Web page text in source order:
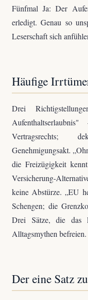
Fünfmal Ja: Der
erledigt. Genau so
Leserschaft sich
Häufige
Drei
Vertragsrechts;
Genehmigungsakt.
die Freizügigkeit
Versicherung-
keine Abstürze. „EU
Schengen; die
Drei Sätze, die das
Alltagsmythen befreien.
Der eine Satz